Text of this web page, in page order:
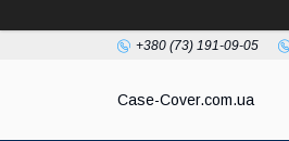
+380 (73) 191-09-05
Case-Cover.com.ua